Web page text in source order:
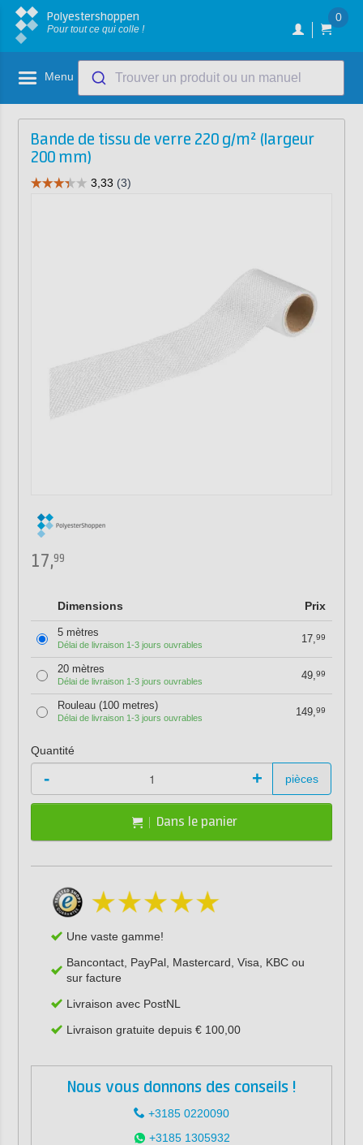
Polyestershoppen
Pour tout ce qui colle !
0
Menu Trouver un produit ou un manuel
Bande de tissu de verre 220 g/m² (largeur
200 mm)
17,99
Dimensions Prix
5 mètres
Délai de livraison 1-3 jours ouvrables 17,99
20 mètres
Délai de livraison 1-3 jours ouvrables 49,99
Rouleau (100 metres)
Délai de livraison 1-3 jours ouvrables 149,99
Quantité
- + pièces
Dans le panier
Une vaste gamme!
Bancontact, PayPal, Mastercard, Visa, KBC ou
sur facture
Livraison avec PostNL
Livraison gratuite depuis € 100,00
Nous vous donnons des conseils !
+3185 0220090
+3185 1305932